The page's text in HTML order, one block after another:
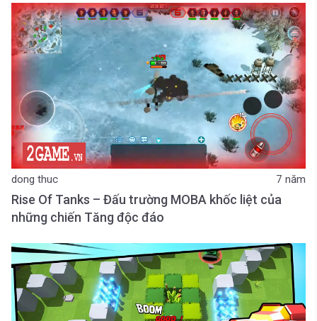
dong thuc 7 năm
Rise Of Tanks – Đấu trường MOBA khốc liệt của
những chiến Tăng độc đáo